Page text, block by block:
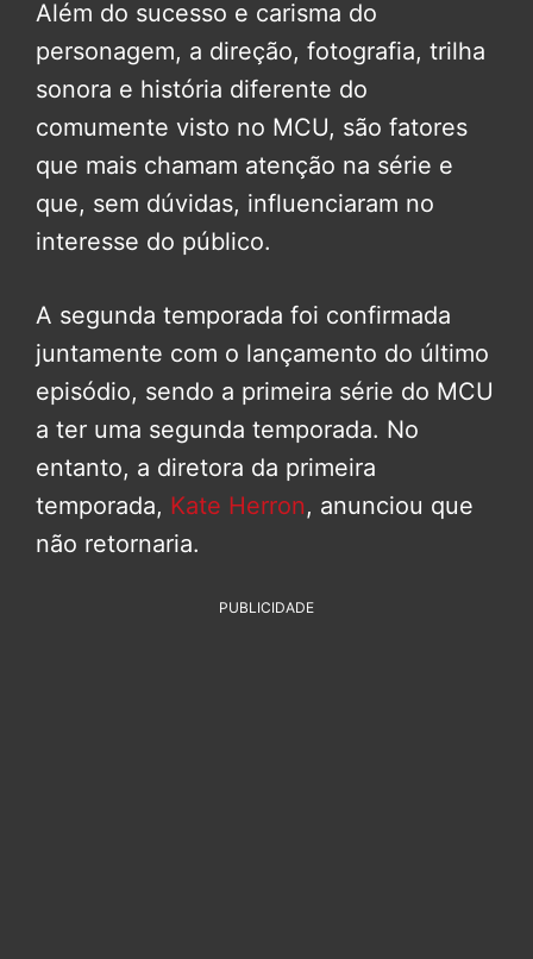
Além do sucesso e carisma do
personagem, a direção, fotografia, trilha
sonora e história diferente do
comumente visto no MCU, são fatores
que mais chamam atenção na série e
que, sem dúvidas, influenciaram no
interesse do público.
A segunda temporada foi confirmada
juntamente com o lançamento do último
episódio, sendo a primeira série do MCU
a ter uma segunda temporada. No
entanto, a diretora da primeira
temporada, Kate Herron, anunciou que
não retornaria.
PUBLICIDADE